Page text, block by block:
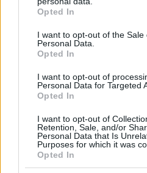
grant or deny consent to Google
use your data for below
consent section.
Opted In
I want to opt-out of the Sale
Personal Data.
Opted In
I want to opt-out of
Personal Data for Targeted
Opted In
I want to opt-out of
Retention, Sale, and/or
Personal Data that Is
Purposes for which it was
Opted In
τραγικότητας του
τραγωδίας. Είμαι υπέρ
Εβραϊσμός, αλλά
-και αυτό πάλι ως
πλατωνισμού- αναιρούν
στον θάνατο.
Δ.Δ.: Στη θνητότητα.